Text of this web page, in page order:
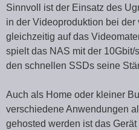
Sinnvoll ist der Einsatz des
in der Videoproduktion bei
gleichzeitig auf das
spielt das NAS mit der
den schnellen SSDs seine
Auch als Home oder kleiner
verschiedene Anwendungen
gehosted werden ist das